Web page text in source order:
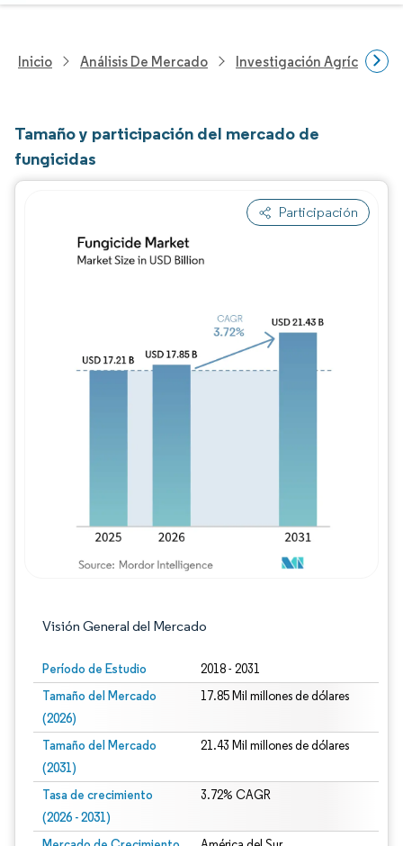
Inicio Análisis De Mercado Investigación Agrícola
Tamaño y participación del mercado de
fungicidas
Participación
Visión General del Mercado
Período de Estudio 2018 - 2031
Tamaño del Mercado
(2026)
17.85 Mil millones de dólares
Tamaño del Mercado
(2031)
21.43 Mil millones de dólares
Tasa de crecimiento
(2026 - 2031)
3.72% CAGR